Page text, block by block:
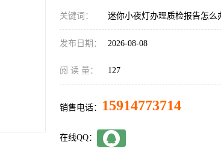
关键词： 迷你小夜灯办理质检报告怎么
发布日期： 2026-08-08
阅 读 量： 127
销售电话： 15914773714
在线QQ：